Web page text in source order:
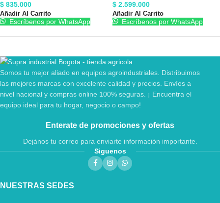
$ 835.000
Añadir Al Carrito
Escríbenos por WhatsApp
$ 2.599.000
Añadir Al Carrito
Escríbenos por WhatsApp
Somos tu mejor aliado en equipos agroindustriales. Distribuimos
las mejores marcas con excelente calidad y precios. Envíos a
nivel nacional y compras online 100% seguras. ¡ Encuentra el
equipo ideal para tu hogar, negocio o campo!
Enterate de promociones y ofertas
Dejános tu correo para enviarte información importante.
Siguenos
NUESTRAS SEDES